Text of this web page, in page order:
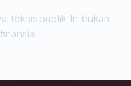
teknis publik. Ini bukan